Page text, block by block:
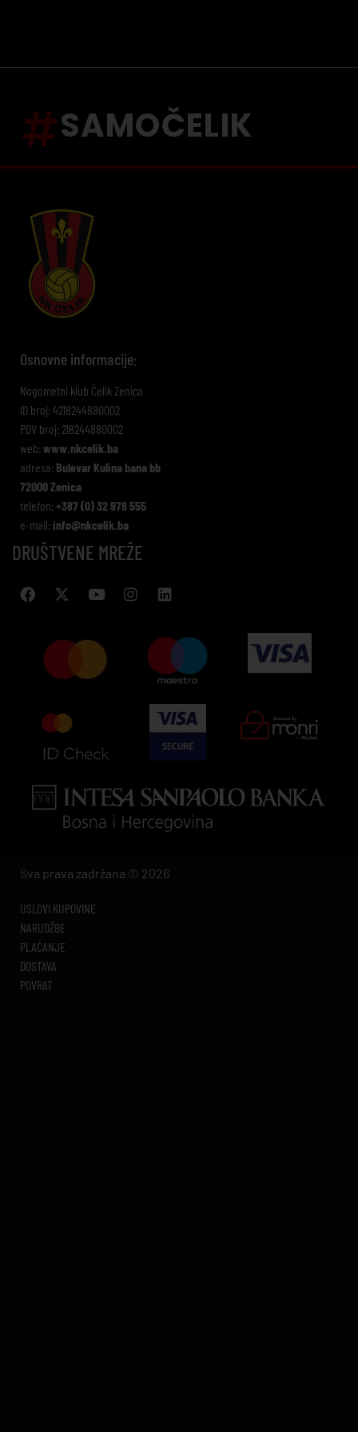
SAMOČELIK
Osnovne informacije:
Nogometni klub Čelik Zenica
ID broj: 4218244880002
PDV broj: 218244880002
web: www.nkcelik.ba
adresa: Bulevar Kulina bana bb
72000 Zenica
telefon: +387 (0) 32 978 555
e-mail: info@nkcelik.ba
DRUŠTVENE MREŽE
Sva prava zadržana © 2026
USLOVI KUPOVINE
NARUDŽBE
PLAĆANJE
DOSTAVA
POVRAT